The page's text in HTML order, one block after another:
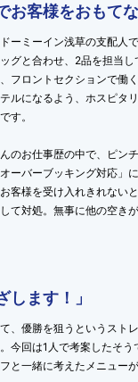
お客様をおもてな
ーミーイン浅草の支配人
グと合わせ、2品を担当し
フロントセクションで働
ルになるよう、ホスピタ
す。
のお仕事歴の中で、ピン
ーバーブッキング対応」
客様を受け入れきれない
て対処。無事に他の空き
します！」
、優勝を狙うというスト
今回は1人で考案したそう
と一緒に考えたメニュー